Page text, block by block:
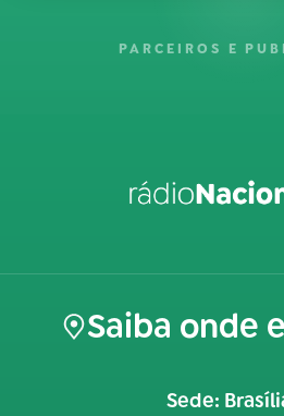
PARCEIROS E
Saiba onde
Sede: